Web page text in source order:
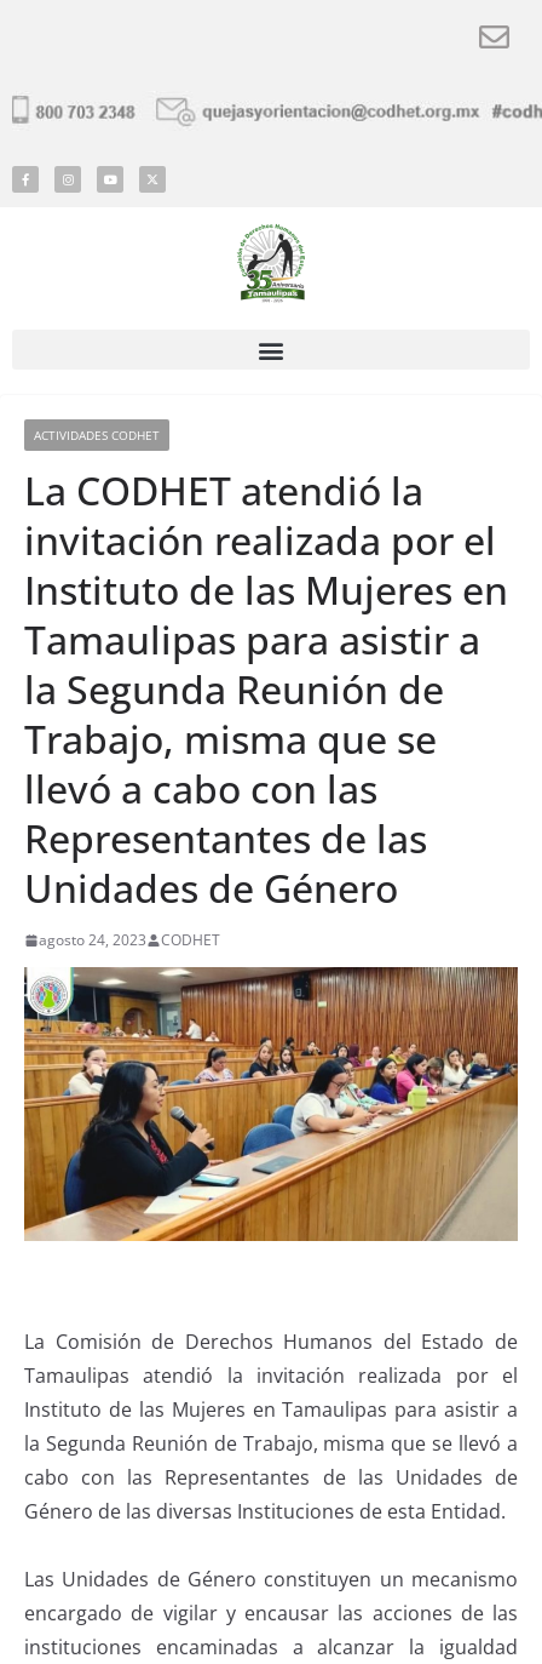
ACTIVIDADES CODHET
La CODHET atendió la
invitación realizada por el
Instituto de las Mujeres en
Tamaulipas para asistir a
la Segunda Reunión de
Trabajo, misma que se
llevó a cabo con las
Representantes de las
Unidades de Género
agosto 24, 2023 CODHET
La Comisión de Derechos Humanos del Estado de
Tamaulipas atendió la invitación realizada por el
Instituto de las Mujeres en Tamaulipas para asistir a
la Segunda Reunión de Trabajo, misma que se llevó a
cabo con las Representantes de las Unidades de
Género de las diversas Instituciones de esta Entidad.
Las Unidades de Género constituyen un mecanismo
encargado de vigilar y encausar las acciones de las
instituciones encaminadas a alcanzar la igualdad